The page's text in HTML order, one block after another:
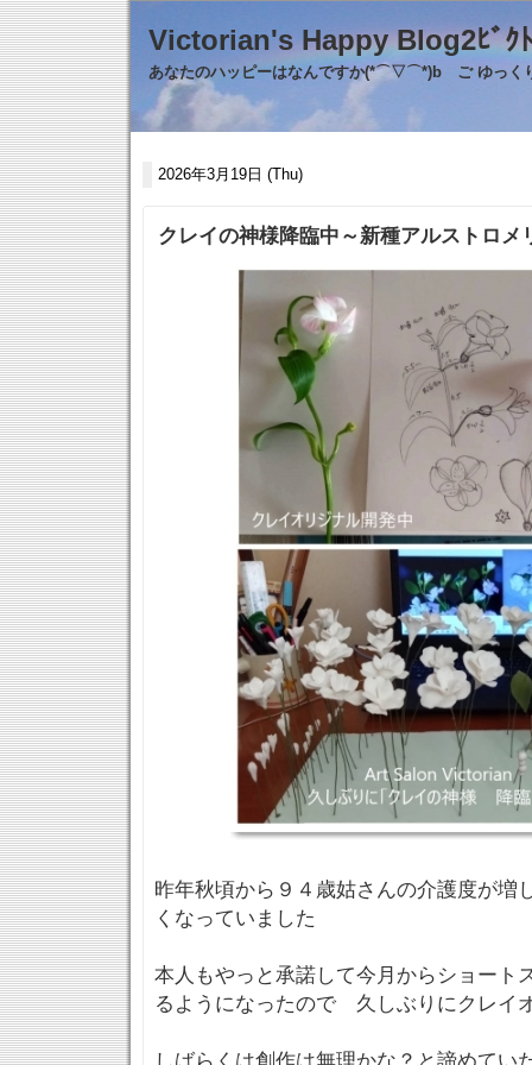
Victorian's Happy
あなたのハッピーはなんですか(*⌒▽⌒*)b ご ゆっく
2026年3月19日 (Thu)
クレイの神様降臨中～新種アルストロメ
昨年秋頃から９４歳姑さんの介護度が増
くなっていました
本人もやっと承諾して今月からショート
るようになったので 久しぶりにクレイ
しばらくは創作は無理かな？と諦めてい